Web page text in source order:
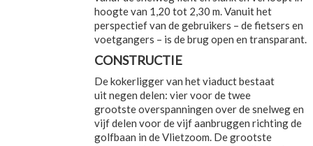
hoogte van 1,20 tot 2,30 m. Vanuit het
perspectief van de gebruikers – de fietsers en
voetgangers – is de brug open en transparant.
CONSTRUCTIE
De kokerligger van het viaduct bestaat
uit negen delen: vier voor de twee
grootste overspanningen over de snelweg en
vijf delen voor de vijf aanbruggen richting de
golfbaan in de Vlietzoom. De grootste